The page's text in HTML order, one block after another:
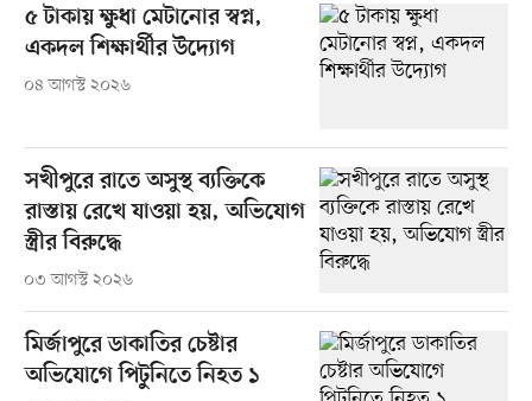
৫ টাকায় ক্ষুধা মেটানোর স্বপ্ন,
একদল শিক্ষার্থীর উদ্যোগ
০৪ আগস্ট ২০২৬
সখীপুরে রাতে অসুস্থ ব্যক্তিকে
রাস্তায় রেখে যাওয়া হয়, অভিযোগ
স্ত্রীর বিরুদ্ধে
০৩ আগস্ট ২০২৬
মির্জাপুরে ডাকাতির চেষ্টার
অভিযোগে পিটুনিতে নিহত ১